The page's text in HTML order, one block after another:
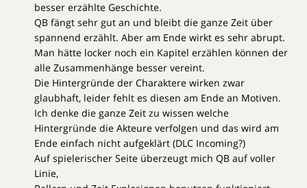
besser erzählte Geschichte.
QB fängt sehr gut an und bleibt die ganze Zeit über
spannend erzählt. Aber am Ende wirkt es sehr abrupt.
Man hätte locker noch ein Kapitel erzählen können der
alle Zusammenhänge besser vereint.
Die Hintergründe der Charaktere wirken zwar
glaubhaft, leider fehlt es diesen am Ende an Motiven.
Ich denke die ganze Zeit zu wissen welche
Hintergründe die Akteure verfolgen und das wird am
Ende einfach nicht aufgeklärt (DLC Incoming?)
Auf spielerischer Seite überzeugt mich QB auf voller
Linie,